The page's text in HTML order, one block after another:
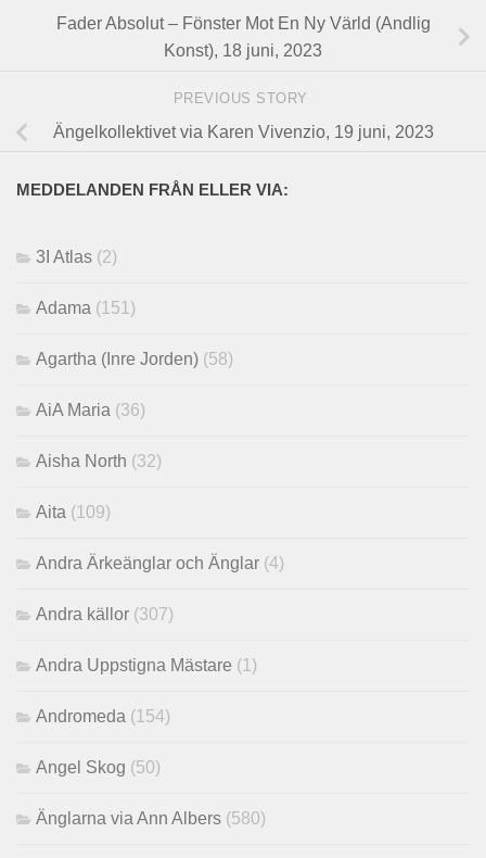
Fader Absolut – Fönster Mot En Ny Värld (Andlig
Konst), 18 juni, 2023
PREVIOUS STORY
Ängelkollektivet via Karen Vivenzio, 19 juni, 2023
MEDDELANDEN FRÅN ELLER VIA:
3I Atlas (2)
Adama (151)
Agartha (Inre Jorden) (58)
AiA Maria (36)
Aisha North (32)
Aita (109)
Andra Ärkeänglar och Änglar (4)
Andra källor (307)
Andra Uppstigna Mästare (1)
Andromeda (154)
Angel Skog (50)
Änglarna via Ann Albers (580)